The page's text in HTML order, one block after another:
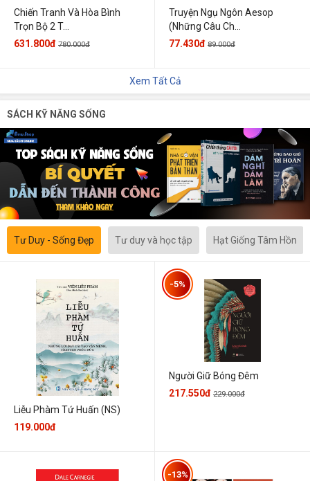
Chiến Tranh Và Hòa Bình
Trọn Bộ 2 T...
631.800đ 780.000đ
Truyện Ngụ Ngôn Aesop
(Những Câu Ch...
77.430đ 89.000đ
Xem Tất Cả
SÁCH KỸ NĂNG SỐNG
Tư Duy - Sống Đẹp Tư duy và học tập Hạt Giống Tâm Hồn
Liễu Phàm Tứ Huấn (NS)
119.000đ
Người Giữ Bóng Đêm
-5%
217.550đ 229.000đ
-13%